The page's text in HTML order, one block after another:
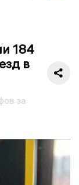
184
в
за